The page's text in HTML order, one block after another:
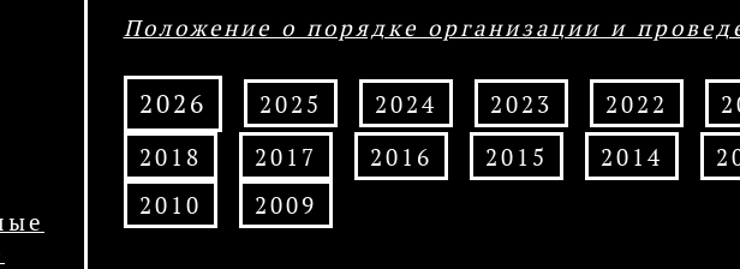
Положение о порядке организации и
2026 2025 2024 2023 2022
2018
2017 2016 2015 2014
2010
2009